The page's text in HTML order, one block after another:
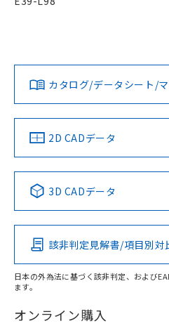
カタログ/データシート/
2D CADデータ
3D CADデータ
該非判定見解書/項目別対
日本の外為法に基づく該非判定、および
ます。
オンライン購入
欄に対応日を記載してお
既に当社にて対応品へ
していることから、特
り、2022年1月12日より
す。